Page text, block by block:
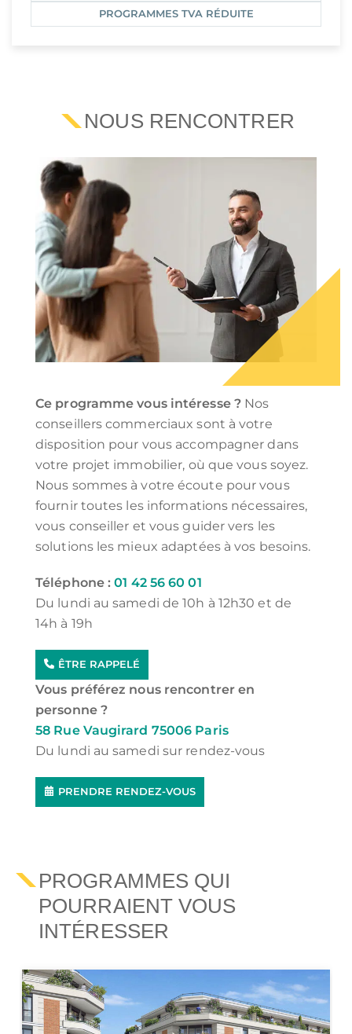
PROGRAMMES TVA RÉDUITE
NOUS RENCONTRER
Ce programme vous intéresse ?Nos
conseillers commerciaux sont à votre
disposition pour vous accompagner dans
votre projet immobilier, où que vous soyez.
Nous sommes à votre écoute pour vous
fournir toutes les informations nécessaires,
vous conseiller et vous guider vers les
solutions les mieux adaptées à vos besoins.
Téléphone :01 42 56 60 01
Du lundi au samedi de 10h à 12h30 et de
14h à 19h
ÊTRE RAPPELÉ
Vous préférez nous rencontrer en
personne ?
58 Rue Vaugirard 75006 Paris
Du lundi au samedi sur rendez-vous
PRENDRE RENDEZ-VOUS
PROGRAMMES QUI
POURRAIENT VOUS
INTÉRESSER